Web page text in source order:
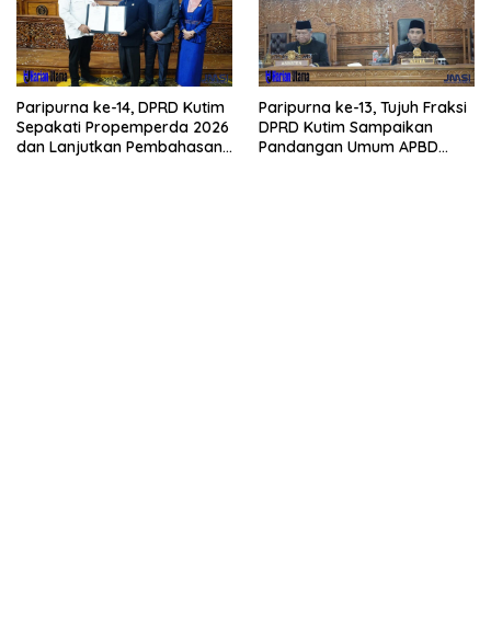
Paripurna ke-14, DPRD Kutim
Sepakati Propemperda 2026
dan Lanjutkan Pembahasan
Paripurna ke-13, Tujuh Fraksi
DPRD Kutim Sampaikan
Pandangan Umum APBD